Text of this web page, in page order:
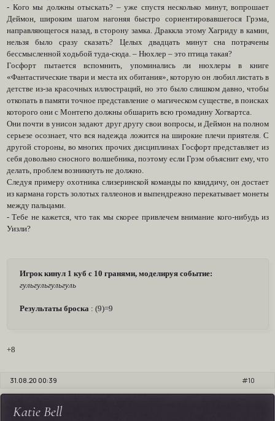
- Кого мы должны отыскать? – уже спустя несколько минут, вопрошает
Деймон, широким шагом нагоняя быстро сориентировавшегося Грэма,
направляющегося назад, в сторону замка. Драккла этому Хагриду в камин,
нельзя было сразу сказать? Целых двадцать минут сна потрачены
бессмысленной ходьбой туда-сюда. – Нюхлер – это птица такая?
Госфорт пытается вспомнить, упоминались ли нюхлеры в книге
«Фантастические твари и места их обитания», которую он любил листать в
детстве из-за красочных иллюстраций, но это было слишком давно, чтобы
откопать в памяти точное представление о магическом существе, в поисках
которого они с Монтегю должны обшарить всю громадину Хогвартса.
Они почти в унисон задают друг другу свои вопросы, и Деймон на полном
серьезе осознает, что вся надежда ложится на широкие плечи приятеля. С
другой стороны, во многих прочих дисциплинах Госфорт представляет из
себя довольно сносного волшебника, поэтому если Грэм объяснит ему, что
делать, проблем возникнуть не должно.
Следуя примеру охотника слизеринской команды по квиддичу, он достает
из кармана горсть золотых галлеонов и выпендрежно перекатывает монеты
между пальцами.
- Тебе не кажется, что так мы скорее привлечем внимание кого-нибудь из
Уизли?
Игрок кинул 1 куб с 10 гранями, моделируя событие:
гульгульгульгуль
Результаты броска : (9)=9
+8
10
31.08.20 00:39
Katie Bell